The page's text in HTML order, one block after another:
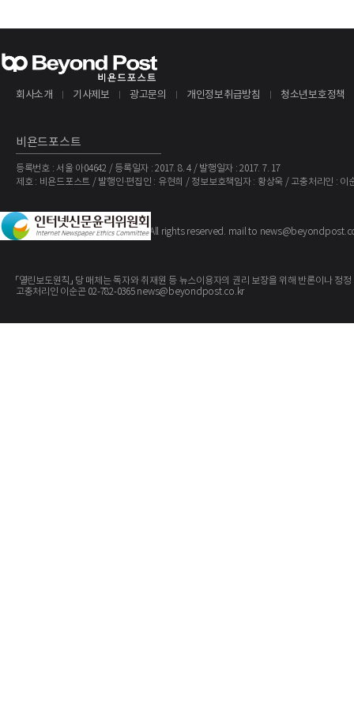
회사소개 기사제보 광고문의 개인정보취급방침 청소년보호정책
비욘드포스트
등록번호 : 서울 아04642 / 등록일자 : 2017. 8. 4 / 발행일자 : 2017. 7. 17
제호 : 비욘드포스트 / 발행인·편집인 : 유현희 / 정보보호책임자 : 황상욱 / 고충처리인 : 이
Copyright ©The BeyondPost. All rights reserved. mail to
「열린보도원칙」 당 매체는 독자와 취재원 등 뉴스이용자의 권리 보장을 위해 반론이나
고충처리인 이순곤 02-782-0365 news@beyondpost.co.kr